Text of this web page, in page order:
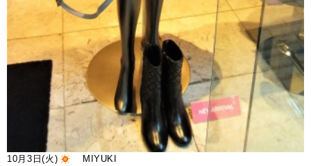
10月3日(火)
MIYUKI